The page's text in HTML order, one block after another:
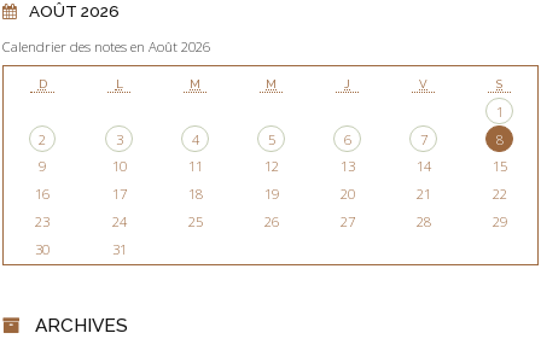
AOÛT 2026
Calendrier des notes en Août 2026
D L M M J V S
1
2
3 4 5 6 7
8
9
10 11 12 13 14
15
16
17 18 19 20 21
22
23
24 25 26 27 28
29
30
31
ARCHIVES